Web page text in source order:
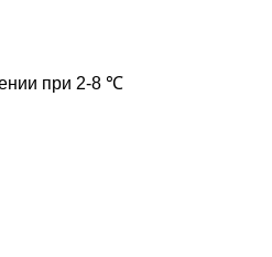
при 2-8 ℃